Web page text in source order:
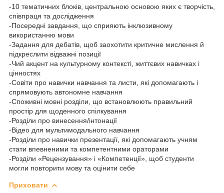
-10 тематичних блоків, центральною основою яких є творчість,
співпраця та дослідження
-Посередні завдання, що сприяють інклюзивному
використанню мови
-Задання для дебатів, щоб заохотити критичне мислення й
підкреслити відважні позиції
-Чий акцент на культурному контексті, життєвих навичках і
цінностях
-Совіти про навички навчання та листи, які допомагають і
спрямовують автономне навчання
-Споживні мовні розділи, що встановлюють правильний
простір для щоденного спілкування
-Розділи про винесення/інтонації
-Відео для мультимодального навчання
-Розділи про навички презентації, які допомагають учням
стати впевненими та компетентними ораторами
-Розділи «Рецензування» і «Компетенції», щоб студенти
могли повторити мову та оцінити себе
Приховати